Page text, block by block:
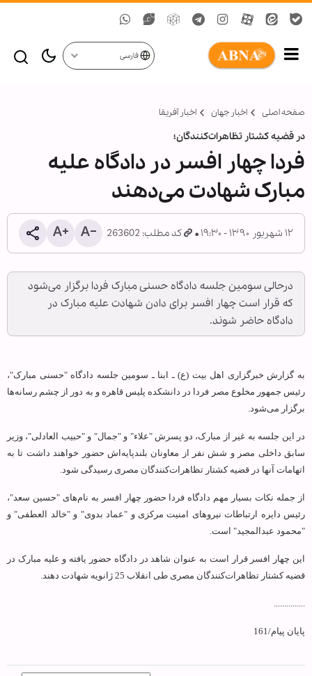
فارسی
صفحه اصلی اخبار جهان اخبار آفریقا
در قضیه کشتار تظاهرات‌کنندگان؛
فردا چهار افسر در دادگاه علیه
مبارک شهادت می‌دهند
۱۲ شهریور ۱۳۹۰ - ۱۹:۳۰ کد مطلب: 263602
درحالی سومین جلسه دادگاه حسنی مبارک فردا برگزار می‌شود
که قرار است چهار افسر برای دادن شهادت علیه مبارک در
دادگاه حاضر شوند.
به گزارش خبرگزاری اهل بیت (ع) ـ ابنا ـ سومین جلسه دادگاه "حسنی مبارک"،
رئیس جمهور مخلوع مصر فردا در دانشکده پلیس قاهره و به دور از چشم رسانه‌ها
برگزار می‌شود.
در این جلسه به غیر از مبارک، دو پسرش "علاء" و "جمال" و "حبیب العادلی"، وزیر
سابق داخلی مصر و شش نفر از معاونان بلندپایه‌اش حضور خواهند داشت تا به
اتهامات آنها در قضیه کشتار تظاهرات‌کنندگان مصری رسیدگی شود.
از جمله نکات بسیار مهم دادگاه فردا حضور چهار افسر به نام‌های "حسین سعد"،
رئیس دایره ارتباطات نیروهای امنیت مرکزی و "عماد بدوی" و "خالد العطفی" و
"محمود عبدالمجید" است.
این چهار افسر قرار است به عنوان شاهد در دادگاه حضور یافته و علیه مبارک در
قضیه کشتار تظاهرات‌کنندگان مصری طی انقلاب 25 ژانویه شهادت دهند.
...............
پایان پیام/161